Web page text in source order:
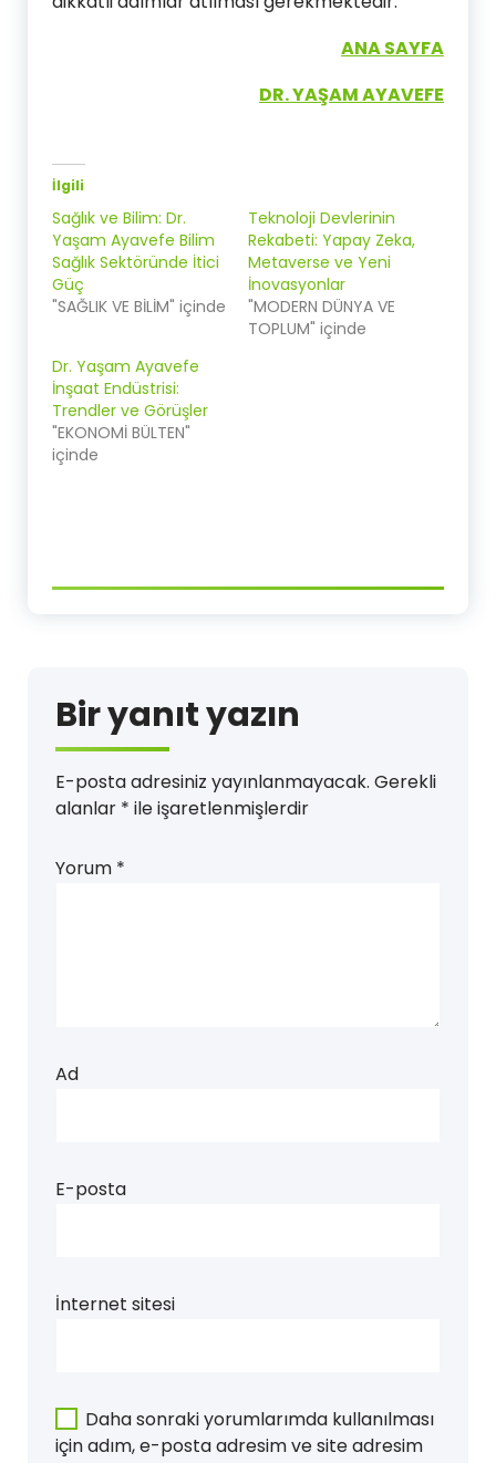
ANA SAYFA
DR. YAŞAM AYAVEFE
İlgili
Sağlık ve Bilim: Dr.
Yaşam Ayavefe Bilim
Sağlık Sektöründe İtici
Güç
"SAĞLIK VE BİLİM" içinde
Teknoloji Devlerinin
Rekabeti: Yapay Zeka,
Metaverse ve Yeni
İnovasyonlar
"MODERN DÜNYA VE
TOPLUM" içinde
Dr. Yaşam Ayavefe
İnşaat Endüstrisi:
Trendler ve Görüşler
"EKONOMİ BÜLTEN"
içinde
Bir yanıt yazın
E-posta adresiniz yayınlanmayacak. Gerekli
alanlar * ile işaretlenmişlerdir
Yorum *
Ad
E-posta
İnternet sitesi
Daha sonraki yorumlarımda kullanılması
için adım, e-posta adresim ve site adresim